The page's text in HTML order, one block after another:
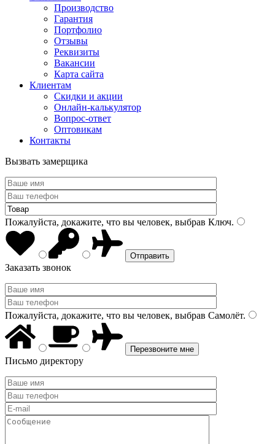
Производство
Гарантия
Портфолио
Отзывы
Реквизиты
Вакансии
Карта сайта
Клиентам
Скидки и акции
Онлайн-калькулятор
Вопрос-ответ
Оптовикам
Контакты
Вызвать замерщика
Пожалуйста, докажите, что вы человек, выбрав Ключ.
Заказать звонок
Пожалуйста, докажите, что вы человек, выбрав Самолёт.
Письмо директору